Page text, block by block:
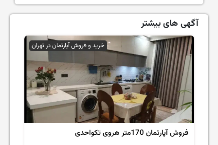
آگهی های بیشتر
خرید و فروش آپارتمان در تهران
فروش آپارتمان 170متر هروی تکواحدی